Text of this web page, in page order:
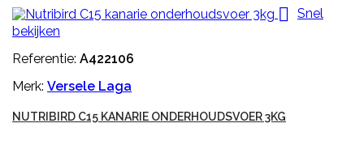
 Snel
bekijken
Referentie: A422106
Merk: Versele Laga
NUTRIBIRD C15 KANARIE ONDERHOUDSVOER 3KG